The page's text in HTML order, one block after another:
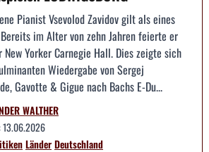
Pianist Vsevolod Zavidov gilt als eines
im Alter von zehn Jahren feierte er
Yorker Carnegie Hall. Dies zeigte sich
Wiedergabe von Sergej
Gavotte & Gigue nach Bachs E-Du...
WALTHER
13.06.2026
LänderDeutschland